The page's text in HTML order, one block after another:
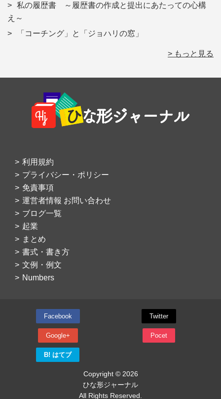
私の履歴書 ～履歴書の作成と提出にあたっての心構
え～
「コーチング」と「ジョハリの窓」
> もっと見る
Footer
利用規約
プライバシー・ポリシー
免責事項
運営者情報 お問い合わせ
ブログ一覧
起業
まとめ
書式・書き方
文例・例文
Numbers
Facebook Twitter
Google+ Pocet
B! はてブ
Copyright © 2026
ひな形ジャーナル
All Rights Reserved.